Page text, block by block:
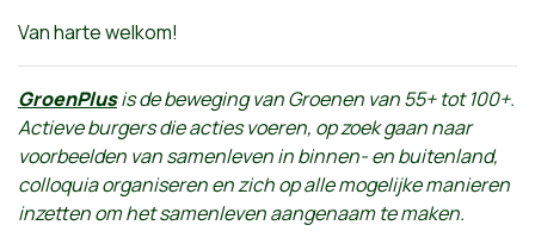
Van harte welkom!
GroenPlusis de beweging van Groenen van 55+ tot 100+.
Actieve burgers die acties voeren, op zoek gaan naar
voorbeelden van samenleven in binnen- en buitenland,
colloquia organiseren en zich op alle mogelijke manieren
inzetten om het samenleven aangenaam te maken.